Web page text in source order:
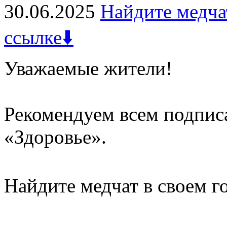
30.06.2025 Найдите
ссылке⬇️
Уважаемые жители!
Рекомендуем всем
«Здоровье».
Найдите медчат в своем